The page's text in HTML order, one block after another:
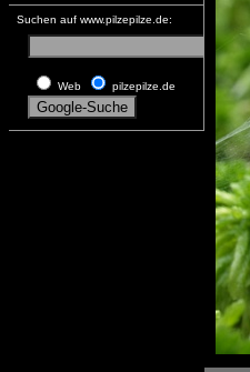
Suchen auf www.pilzepilze.de:
Web pilzepilze.de